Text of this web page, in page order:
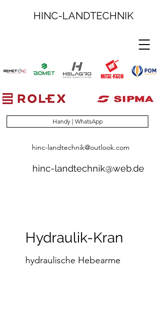
HINC-LANDTECHNIK
Handy | WhatsApp
hinc-landtechnik@outlook.com
hinc-landtechnik@web.de
Hydraulik-Kran
hydraulische Hebearme